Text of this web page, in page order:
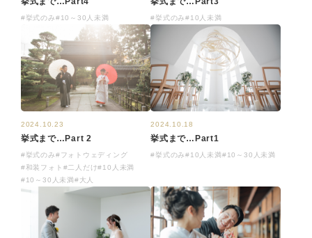
#挙式のみ#10～30人未満 #挙式のみ#10人未満
2024.10.23
挙式まで…Part 2
#挙式のみ#フォトウェディング
#和装フォト #二人だけ#10人未満
#10～30人未満#大人
2024.10.18
挙式まで…Part1
#挙式のみ#10人未満#10～30人未満